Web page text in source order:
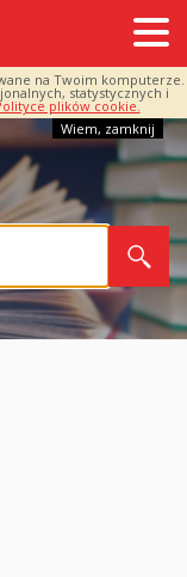
na Twoim komputerze.
statystycznych i
plików cookie.
Wiem, zamknij